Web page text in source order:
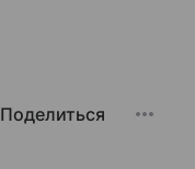
Поделиться